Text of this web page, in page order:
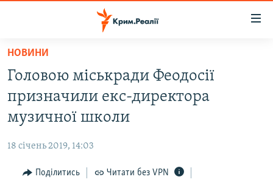
Перейти
основного
матеріалу
Перейти
до
основної
Перейти
ВІДЕО ТА ФОТО
БЛОГИ
ПОГЛЯД
НОВИНИ
Головою міськради Феодосії
призначили екс-директора
музичної школи
18 січень 2019, 14:03
Поділитись Читати без VPN